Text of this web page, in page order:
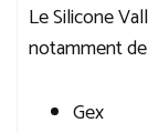
Le Silicone
notamment
Gex